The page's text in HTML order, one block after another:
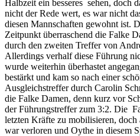
Halbzeit ein besseres sehen, doch
nicht der Rede wert, es war nicht
diesen Mannschaften gewohnt ist.
Zeitpunkt überraschend die Falke
durch den zweiten Treffer von
Allerdings verhalf diese Führung
wurde weiterhin überhastet
bestärkt und kam so nach einer
Ausgleichstreffer durch Carolin
die Falke Damen, denn kurz vor
der Führungstreffer zum 3:2. Die
letzten Kräfte zu mobilisieren,
war verloren und Oythe in diesem